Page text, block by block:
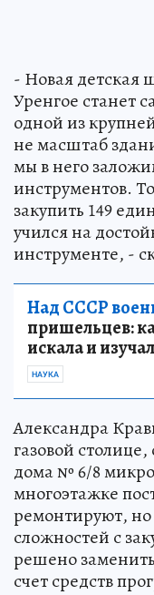
- Новая детская
Уренгое станет
одной из
не масштаб
мы в него
инструментов.
закупить 149
учился на
инструменте, -
Над СССР
пришельцев:
искала и
НАУКА
Александра
газовой
дома № 6/8
многоэтажке
ремонтируют, но
сложностей с
решено
счет средств